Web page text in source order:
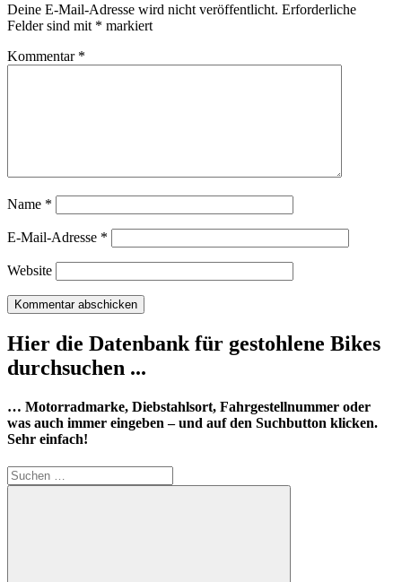
Deine E-Mail-Adresse wird nicht veröffentlicht. Erforderliche
Felder sind mit * markiert
Kommentar *
Name *
E-Mail-Adresse *
Website
Hier die Datenbank für gestohlene Bikes
durchsuchen ...
… Motorradmarke, Diebstahlsort, Fahrgestellnummer oder
was auch immer eingeben – und auf den Suchbutton klicken.
Sehr einfach!
Suchen
nach: